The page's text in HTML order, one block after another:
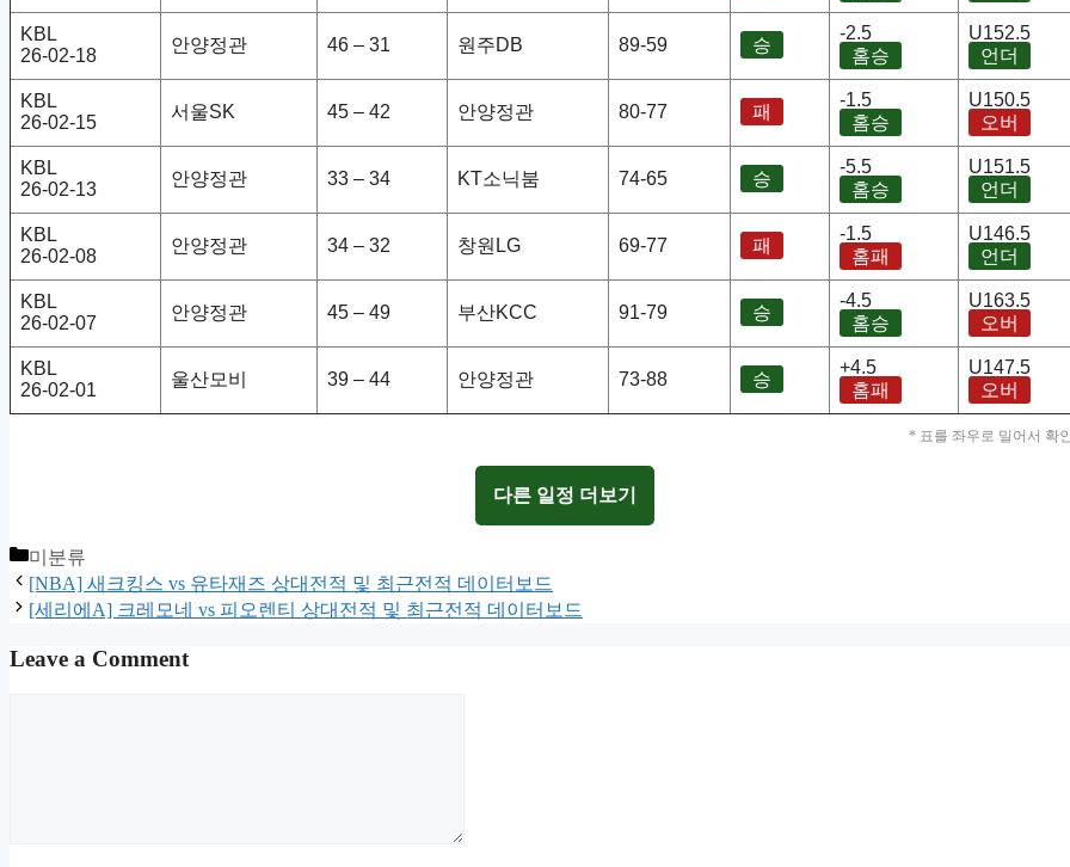
KBL
26-02-18
안양정관 46 – 31 원주DB 89-59 승
-2.5
홈승
U152.5
언더
KBL
26-02-15
서울SK 45 – 42 안양정관 80-77 패
-1.5
홈승
U150.5
오버
KBL
26-02-13
안양정관 33 – 34 KT소닉붐 74-65 승
-5.5
홈승
U151.5
언더
KBL
26-02-08
안양정관 34 – 32 창원LG 69-77 패
-1.5
홈패
U146.5
언더
KBL
26-02-07
안양정관 45 – 49 부산KCC 91-79 승
-4.5
홈승
U163.5
오버
KBL
26-02-01
울산모비 39 – 44 안양정관 73-88 승
+4.5
홈패
U147.5
오버
* 표를 좌우로 밀어서 확
다른 일정 더보기
Categories
미분류
[NBA] 새크킹스 vs 유타재즈 상대전적 및 최근전적 데이터보드
[세리에A] 크레모네 vs 피오렌티 상대전적 및 최근전적 데이터보드
Leave a Comment